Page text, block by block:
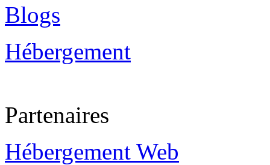
Blogs
Hébergement
Partenaires
Hébergement Web